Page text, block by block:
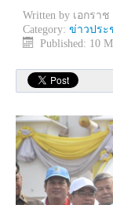
Written by เอกรา
Category: ข่าวประ
Published: 10